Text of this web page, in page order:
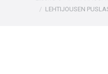
LEHTIJOUSEN